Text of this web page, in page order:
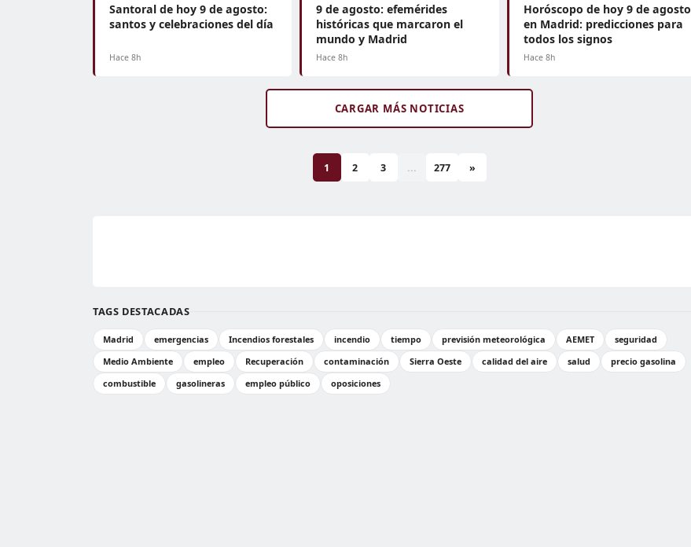
Santoral de hoy 9 de agosto:
santos y celebraciones del día
Hace 8h
9 de agosto: efemérides
históricas que marcaron el
mundo y Madrid
Hace 8h
Horóscopo de hoy 9 de agosto
en Madrid: predicciones para
todos los signos
Hace 8h
CARGAR MÁS NOTICIAS
1 2 3 ... 277 »
TAGS DESTACADAS
Madrid emergencias Incendios forestales incendio tiempo previsión meteorológica AEMET
seguridad
Medio Ambiente
empleo Recuperación contaminación Sierra Oeste calidad del aire salud
precio gasolina
combustible
gasolineras empleo público oposiciones